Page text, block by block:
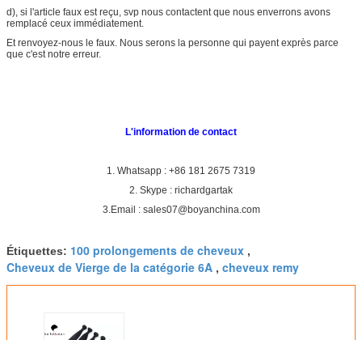
d), si l'article faux est reçu, svp nous contactent que nous enverrons avons
remplacé ceux immédiatement.
Et renvoyez-nous le faux. Nous serons la personne qui payent exprès parce
que c'est notre erreur.
L'information de contact
1. Whatsapp : +86 181 2675 7319
2. Skype : richardgartak
3.Email : sales07@boyanchina.com
Étiquettes: 100 prolongements de cheveux ,
Cheveux de Vierge de la catégorie 6A , cheveux remy